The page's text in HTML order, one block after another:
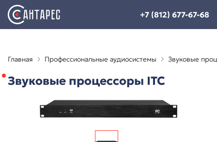
+7 (812) 677-67-68
Главная Профессиональные аудиосистемы Звуковые
Звуковые процессоры ITC